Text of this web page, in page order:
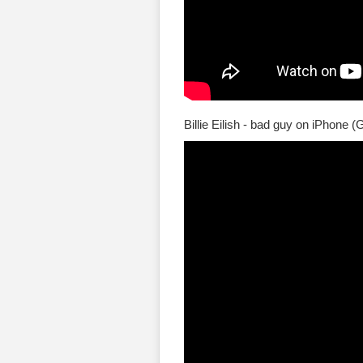
Billie Eilish - bad guy on iPhone